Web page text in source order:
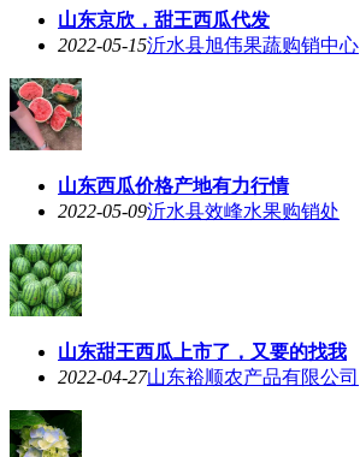
山东京欣，甜王西瓜代发
2022-05-15沂水县旭伟果蔬购销中心
山东西瓜价格产地有力行情
2022-05-09沂水县效峰水果购销处
山东甜王西瓜上市了，又要的找我
2022-04-27山东裕顺农产品有限公司